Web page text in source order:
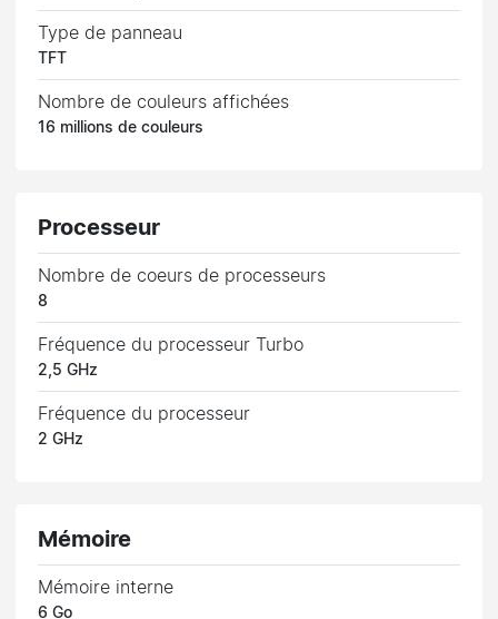
Type de panneau
TFT
Nombre de couleurs affichées
16 millions de couleurs
Processeur
Nombre de coeurs de processeurs
8
Fréquence du processeur Turbo
2,5 GHz
Fréquence du processeur
2 GHz
Mémoire
Mémoire interne
6 Go